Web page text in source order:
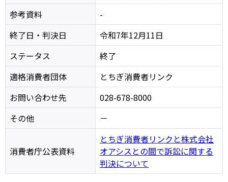
参考資料
-
終了日・判決日
令和7年12月11日
ステータス
終了
適格消費者団体
とちぎ消費者リンク
お問い合わせ先
028-678-8000
その他
－
消費者庁公表資料
とちぎ消費者リンクと株式会社
オアシスとの間で訴訟に関する
判決について